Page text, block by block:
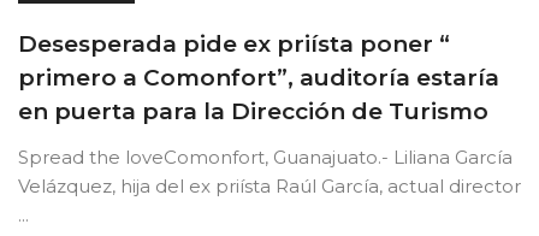
Desesperada pide ex priísta poner “
primero a Comonfort”, auditoría estaría
en puerta para la Dirección de Turismo
Spread the loveComonfort, Guanajuato.- Liliana García
Velázquez, hija del ex priísta Raúl García, actual director
...